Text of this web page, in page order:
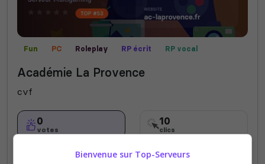
Fun PC Roleplay RP écrit RP vocal
Académie La Provence
cvf
0
votes
10
clics
Bienvenue sur Top-Serveurs